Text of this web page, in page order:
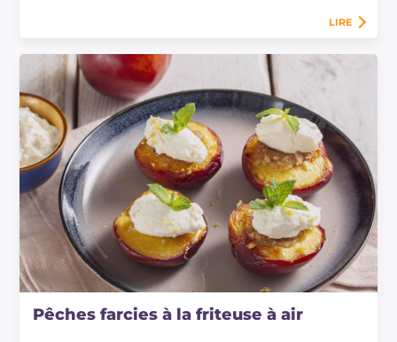
LIRE
Pêches farcies à la friteuse à air